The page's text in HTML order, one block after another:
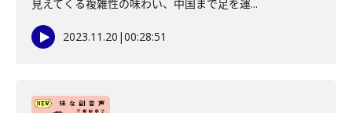
見えてくる複雑性の味わい、中国まで足を運...
2023.11.20 |00:28:51